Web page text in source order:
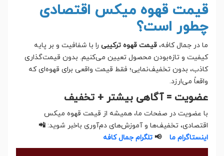
قیمت قهوه میکس اقتصادی
چطور است؟
ما در جمال کافه، قیمت قهوه ترکیبی را با شفافیت و بر پایه
کیفیت و تازه‌بودن محصول تعیین می‌کنیم. بدون قیمت‌گذاری
کاذب، بدون تخفیف‌نمایی؛ فقط قیمت واقعی برای قهوه‌ای که
واقعاً می‌ارزد.
عضویت = آگاهی بیشتر + تخفیف
با عضویت در صفحات ما، همیشه از قیمت قهوه میکس
اقتصادی، تخفیف‌ها و آموزش‌های دم‌آوری باخبر شوید: 📲
اینستاگرام ما
📢 تلگرام جمال کافه